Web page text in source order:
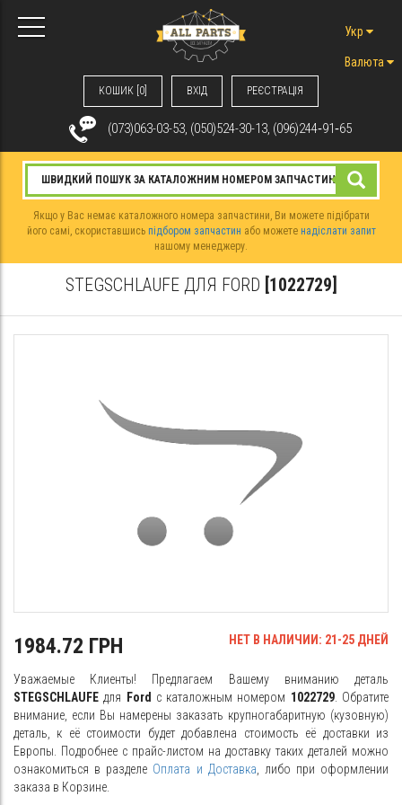
КОШИК [0] ВХIД РЕЄСТРАЦІЯ
Укр
Валюта
(073)063-03-53, (050)524-30-13, (096)244‑91‑65
Якщо у Вас немає каталожного номера запчастини, Ви можете підібрати
його самі, скориставшись підбором запчастин або можете надіслати запит
нашому менеджеру.
STEGSCHLAUFE ДЛЯ FORD [1022729]
1984.72 ГРН НЕТ В НАЛИЧИИ: 21-25 ДНЕЙ
Уважаемые Клиенты! Предлагаем Вашему вниманию деталь
STEGSCHLAUFE для Ford с каталожным номером 1022729. Обратите
внимание, если Вы намерены заказать крупногабаритную (кузовную)
деталь, к её стоимости будет добавлена стоимость её доставки из
Европы. Подробнее с прайс-листом на доставку таких деталей можно
ознакомиться в разделе Оплата и Доставка , либо при оформлении
заказа в Корзине.